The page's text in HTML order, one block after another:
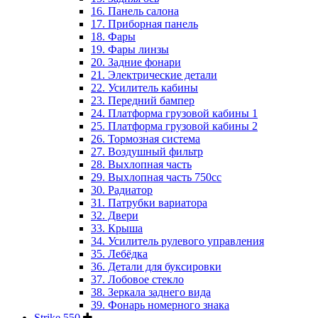
16. Панель салона
17. Приборная панель
18. Фары
19. Фары линзы
20. Задние фонари
21. Электрические детали
22. Усилитель кабины
23. Передний бампер
24. Платформа грузовой кабины 1
25. Платформа грузовой кабины 2
26. Тормозная система
27. Воздушный фильтр
28. Выхлопная часть
29. Выхлопная часть 750cc
30. Радиатор
31. Патрубки вариатора
32. Двери
33. Крыша
34. Усилитель рулевого управления
35. Лебёдка
36. Детали для буксировки
37. Лобовое стекло
38. Зеркала заднего вида
39. Фонарь номерного знака